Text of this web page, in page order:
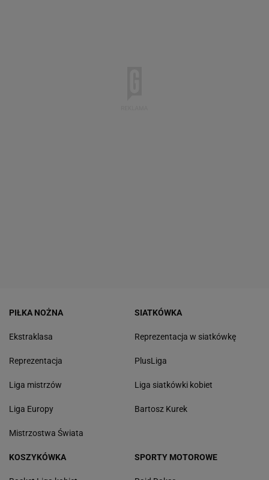
PIŁKA NOŻNA
Ekstraklasa
Reprezentacja
Liga mistrzów
Liga Europy
Mistrzostwa Świata
SIATKÓWKA
Reprezentacja w siatkówkę
PlusLiga
Liga siatkówki kobiet
Bartosz Kurek
KOSZYKÓWKA SPORTY MOTOROWE